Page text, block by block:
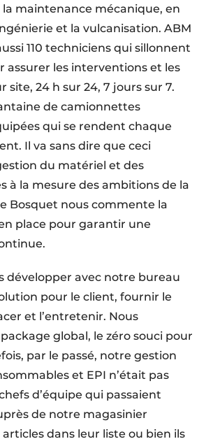
maintenance mécanique, en
et la vulcanisation. ABM
110 techniciens qui sillonnent
assurer les interventions et les
site, 24 h sur 24, 7 jours sur 7.
de camionnettes
qui se rendent chaque
Il va sans dire que ceci
du matériel et des
à la mesure des ambitions de la
Bosquet nous commente la
place pour garantir une
développer avec notre bureau
pour le client, fournir le
et l’entretenir. Nous
global, le zéro souci pour
par le passé, notre gestion
et EPI n’était pas
d’équipe qui passaient
de notre magasinier
dans leur liste ou bien ils